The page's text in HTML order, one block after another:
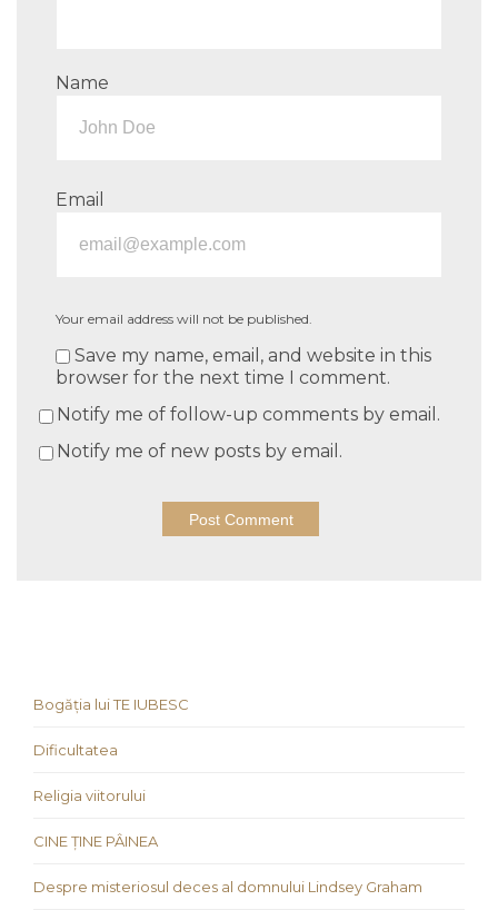
Name
Email
Your email address will not be published.
Save my name, email, and website in this
browser for the next time I comment.
Notify me of follow-up comments by email.
Notify me of new posts by email.
Bogăția lui TE IUBESC
Dificultatea
Religia viitorului
CINE ȚINE PÂINEA
Despre misteriosul deces al domnului Lindsey Graham